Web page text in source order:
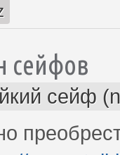
сейфов
сейф